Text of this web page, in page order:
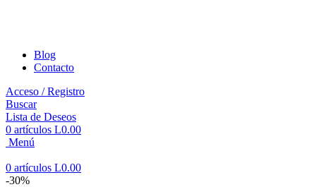
Blog
Contacto
Acceso / Registro
Buscar
Lista de Deseos
0 artículos L0.00
Menú
0 artículos L0.00
-30%